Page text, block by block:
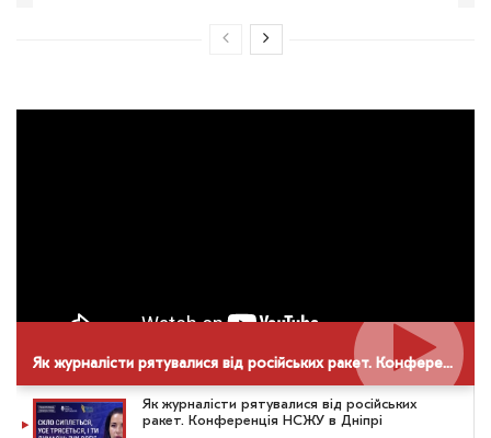
Як журналісти рятувалися від російських ракет. Конференція НСЖУ в Дніпрі
Як журналісти рятувалися від російських
ракет. Конференція НСЖУ в Дніпрі